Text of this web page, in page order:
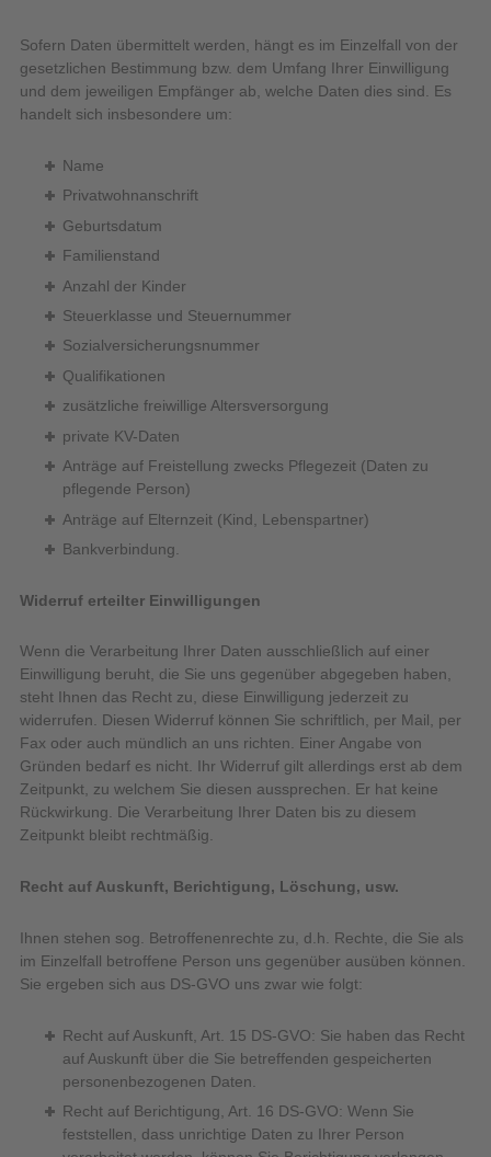
Sofern Daten übermittelt werden, hängt es im Einzelfall von der
gesetzlichen Bestimmung bzw. dem Umfang Ihrer Einwilligung
und dem jeweiligen Empfänger ab, welche Daten dies sind. Es
handelt sich insbesondere um:
Name
Privatwohnanschrift
Geburtsdatum
Familienstand
Anzahl der Kinder
Steuerklasse und Steuernummer
Sozialversicherungsnummer
Qualifikationen
zusätzliche freiwillige Altersversorgung
private KV-Daten
Anträge auf Freistellung zwecks Pflegezeit (Daten zu
pflegende Person)
Anträge auf Elternzeit (Kind, Lebenspartner)
Bankverbindung.
Widerruf erteilter Einwilligungen
Wenn die Verarbeitung Ihrer Daten ausschließlich auf einer
Einwilligung beruht, die Sie uns gegenüber abgegeben haben,
steht Ihnen das Recht zu, diese Einwilligung jederzeit zu
widerrufen. Diesen Widerruf können Sie schriftlich, per Mail, per
Fax oder auch mündlich an uns richten. Einer Angabe von
Gründen bedarf es nicht. Ihr Widerruf gilt allerdings erst ab dem
Zeitpunkt, zu welchem Sie diesen aussprechen. Er hat keine
Rückwirkung. Die Verarbeitung Ihrer Daten bis zu diesem
Zeitpunkt bleibt rechtmäßig.
Recht auf Auskunft, Berichtigung, Löschung, usw.
Ihnen stehen sog. Betroffenenrechte zu, d.h. Rechte, die Sie als
im Einzelfall betroffene Person uns gegenüber ausüben können.
Sie ergeben sich aus DS-GVO uns zwar wie folgt:
Recht auf Auskunft, Art. 15 DS-GVO: Sie haben das Recht
auf Auskunft über die Sie betreffenden gespeicherten
personenbezogenen Daten.
Recht auf Berichtigung, Art. 16 DS-GVO: Wenn Sie
feststellen, dass unrichtige Daten zu Ihrer Person